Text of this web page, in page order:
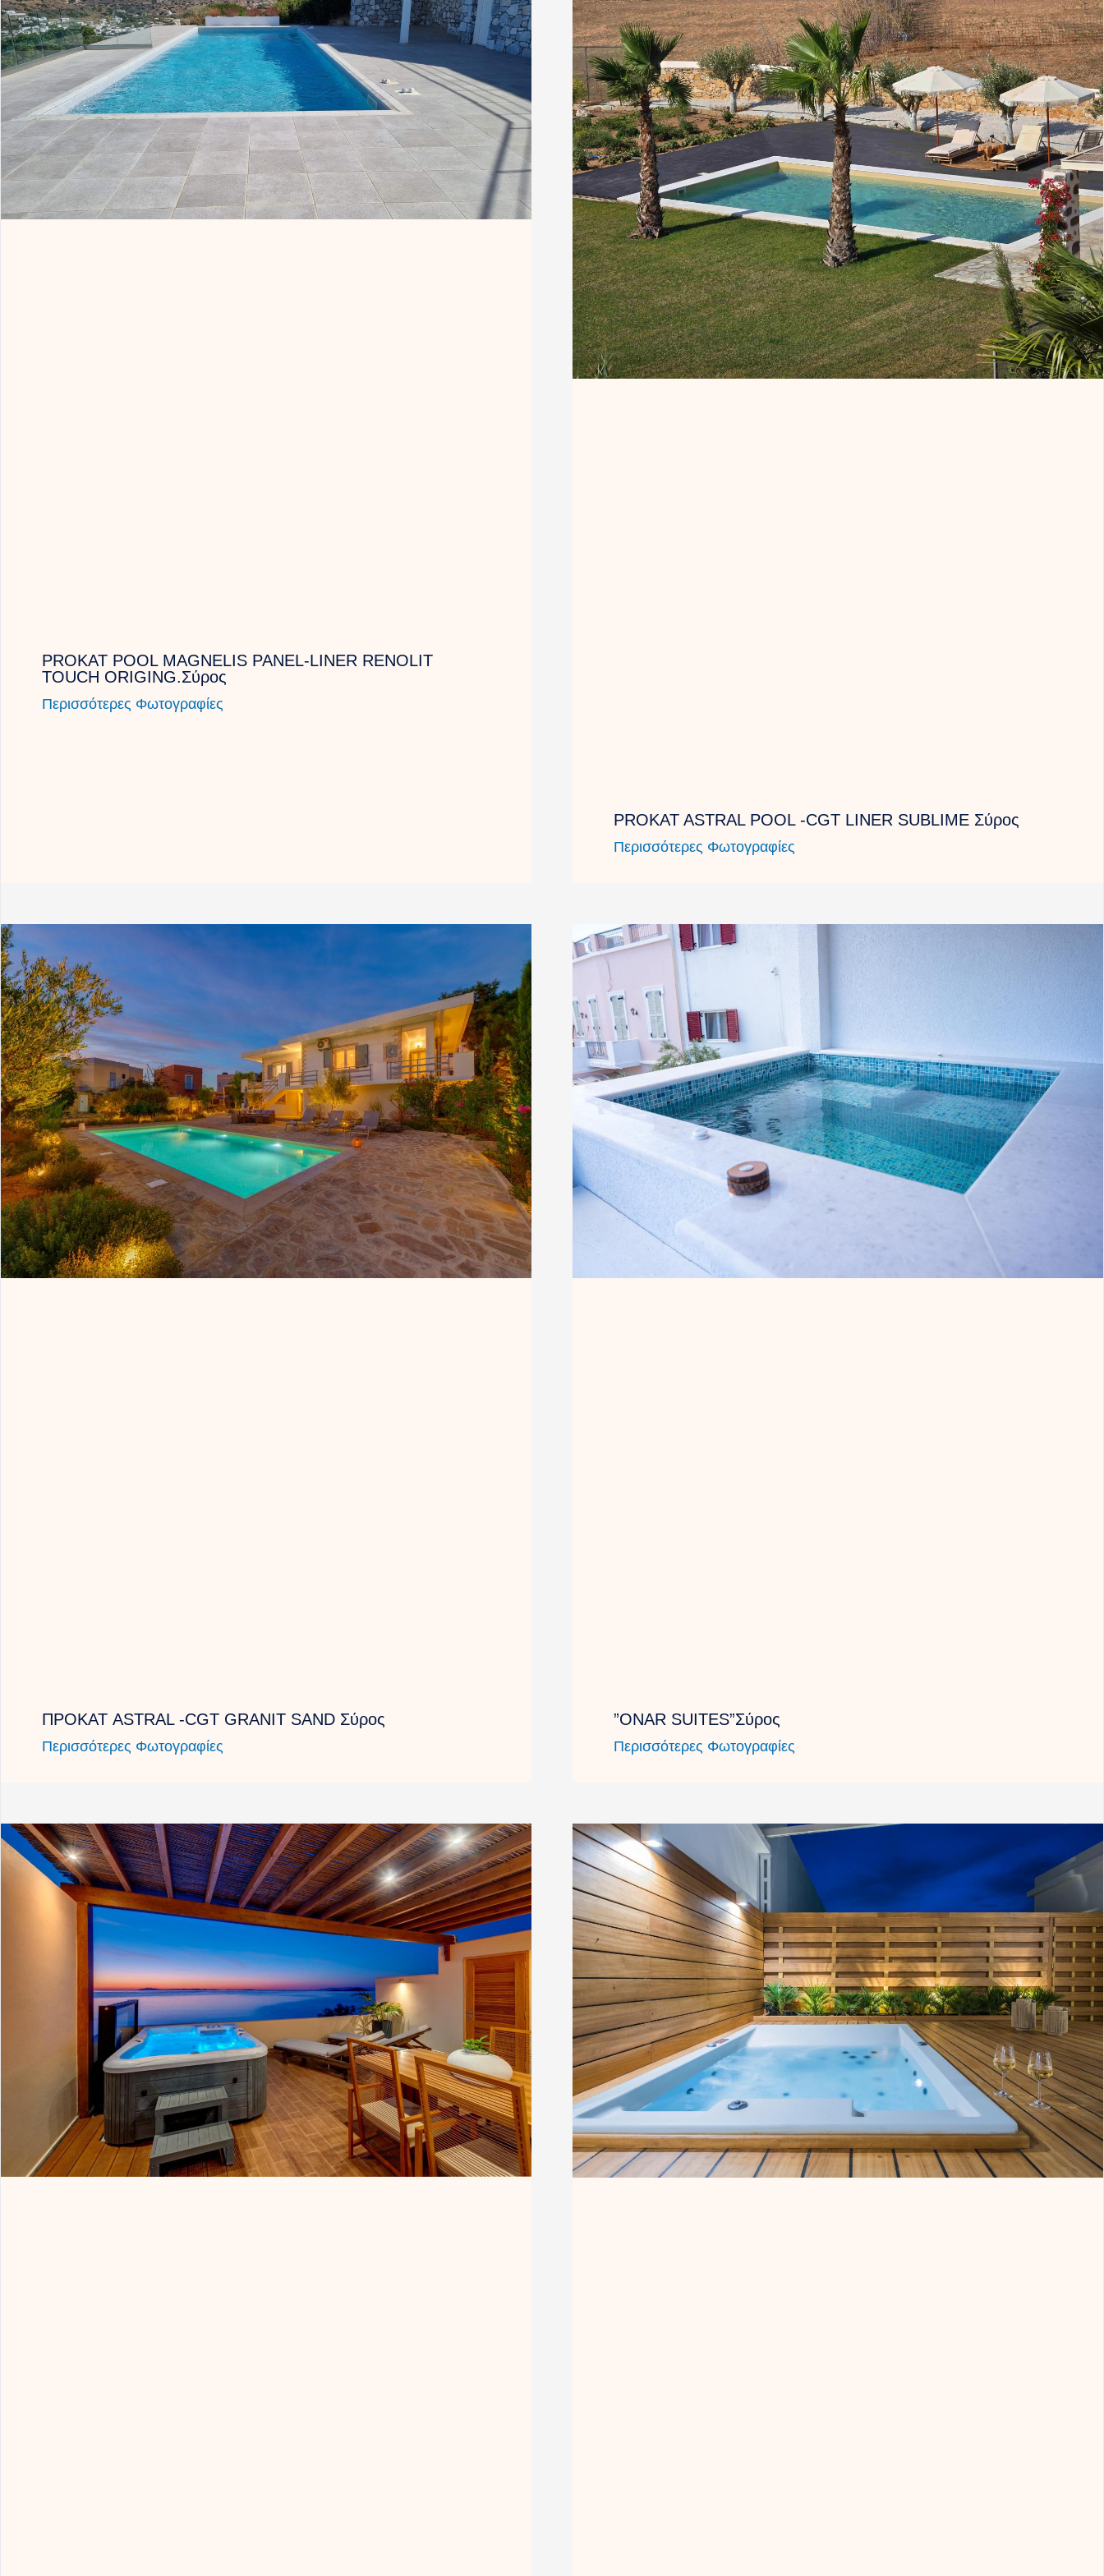
PROKAT POOL MAGNELIS PANEL-LINER RENOLIT
TOUCH ORIGING.Σύρος
Περισσότερες Φωτογραφίες
PROKAT ASTRAL POOL -CGT LINER SUBLIME Σύρος
Περισσότερες Φωτογραφίες
ΠΡΟΚΑΤ ASTRAL -CGT GRANIT SAND Σύρος
Περισσότερες Φωτογραφίες
”ONAR SUITES”Σύρος
Περισσότερες Φωτογραφίες